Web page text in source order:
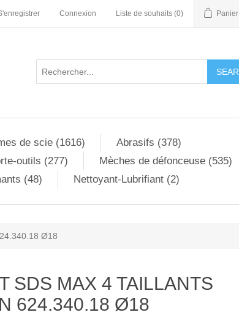
Connexion Liste de souhaits (0) Panier
de scie (1616)
Abrasifs (378)
outils (277)
Mèches de défonceuse (535)
(48) Nettoyant-Lubrifiant (2)
Ø18
SDS MAX 4 TAILLANTS
624.340.18 Ø18